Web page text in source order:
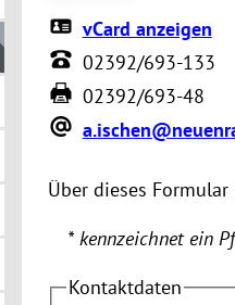
vCard anzeigen
02392/693-133
02392/693-48
Über dieses
* kennzeichnet ein
Kontaktdaten